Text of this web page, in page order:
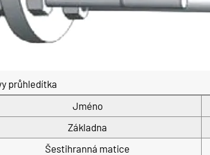
průhledítka
Jméno
Základna
Šestihranná matice